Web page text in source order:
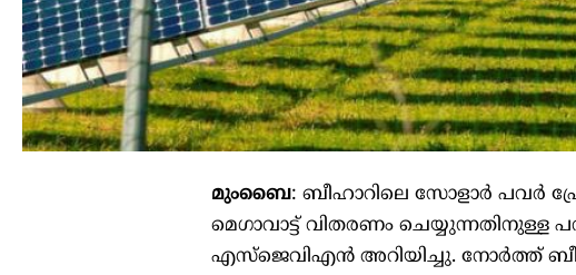
മുംബൈ: ബീഹാറിലെ സോളാർ പവർ
മെഗാവാട്ട് വിതരണം ചെയ്യുന്നതിനുള്ള
എസ്ജെവിഎൻ അറിയിച്ചു. നോർത്ത്